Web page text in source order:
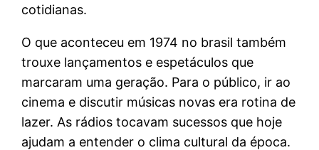
cotidianas.
O que aconteceu em 1974 no brasil também
trouxe lançamentos e espetáculos que
marcaram uma geração. Para o público, ir ao
cinema e discutir músicas novas era rotina de
lazer. As rádios tocavam sucessos que hoje
ajudam a entender o clima cultural da época.